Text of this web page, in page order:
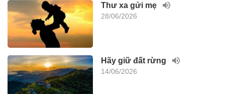
Thư xa gửi mẹ
28/06/2026
Hãy giữ đất rừng
14/06/2026